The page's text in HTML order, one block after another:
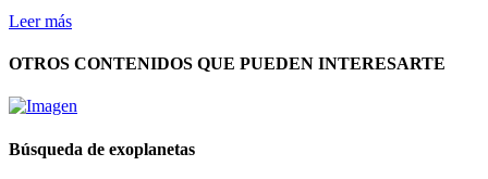
Leer más
OTROS CONTENIDOS QUE PUEDEN INTERESARTE
Búsqueda de exoplanetas